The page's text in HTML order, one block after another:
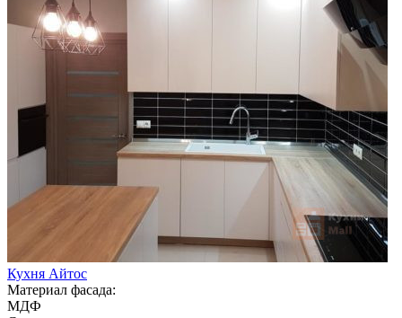
Кухня Айтос
Материал фасада:
МДФ